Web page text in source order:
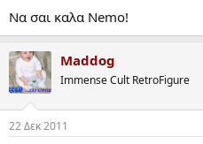
Να σαι καλα Nemo!
Maddog
Immense Cult RetroFigure
22 Δεκ 2011